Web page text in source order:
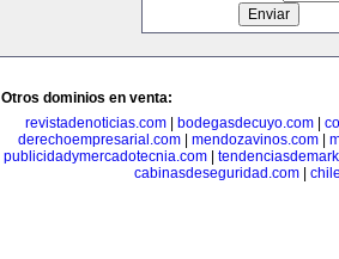
Otros dominios en venta:
revistadenoticias.com
bodegasdecuyo.com
derechoempresarial.com
mendozavinos.com
publicidadymercadotecnia.com|
cabinasdeseguridad.com